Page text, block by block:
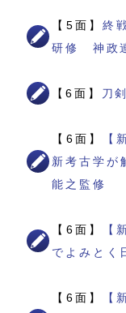
【5面】終
研修 神政
【6面】 刀
【6面】
【
新考古学が
能之監修
【6面】
【
でよみとく
【6面】
【